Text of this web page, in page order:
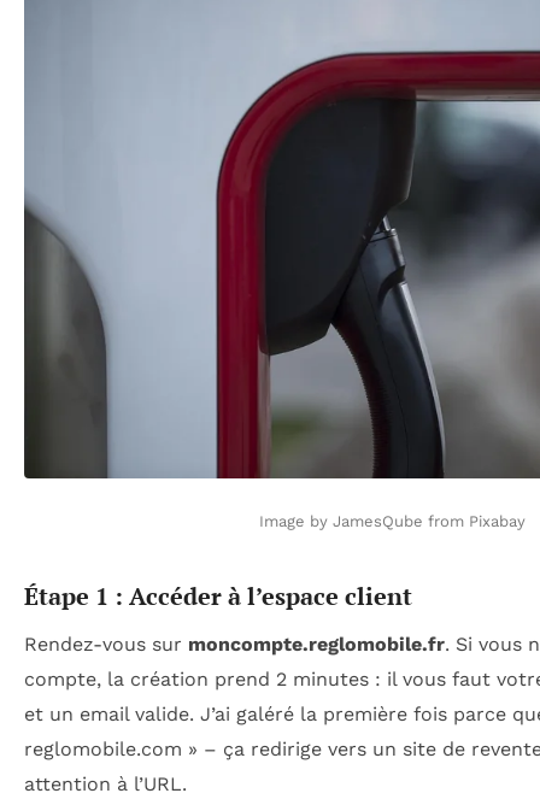
Image by JamesQube from Pixabay
Étape 1 : Accéder à l’espace client
Rendez-vous sur moncompte.reglomobile.fr. Si vous
compte, la création prend 2 minutes : il vous faut
et un email valide. J’ai galéré la première fois parce
reglomobile.com » – ça redirige vers un site de
attention à l’URL.